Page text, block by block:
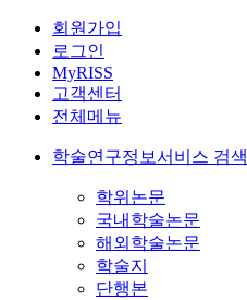
회원가입
로그인
MyRISS
고객센터
전체메뉴
학술연구정보서비스 검색
학위논문
국내학술논문
해외학술논문
학술지
단행본